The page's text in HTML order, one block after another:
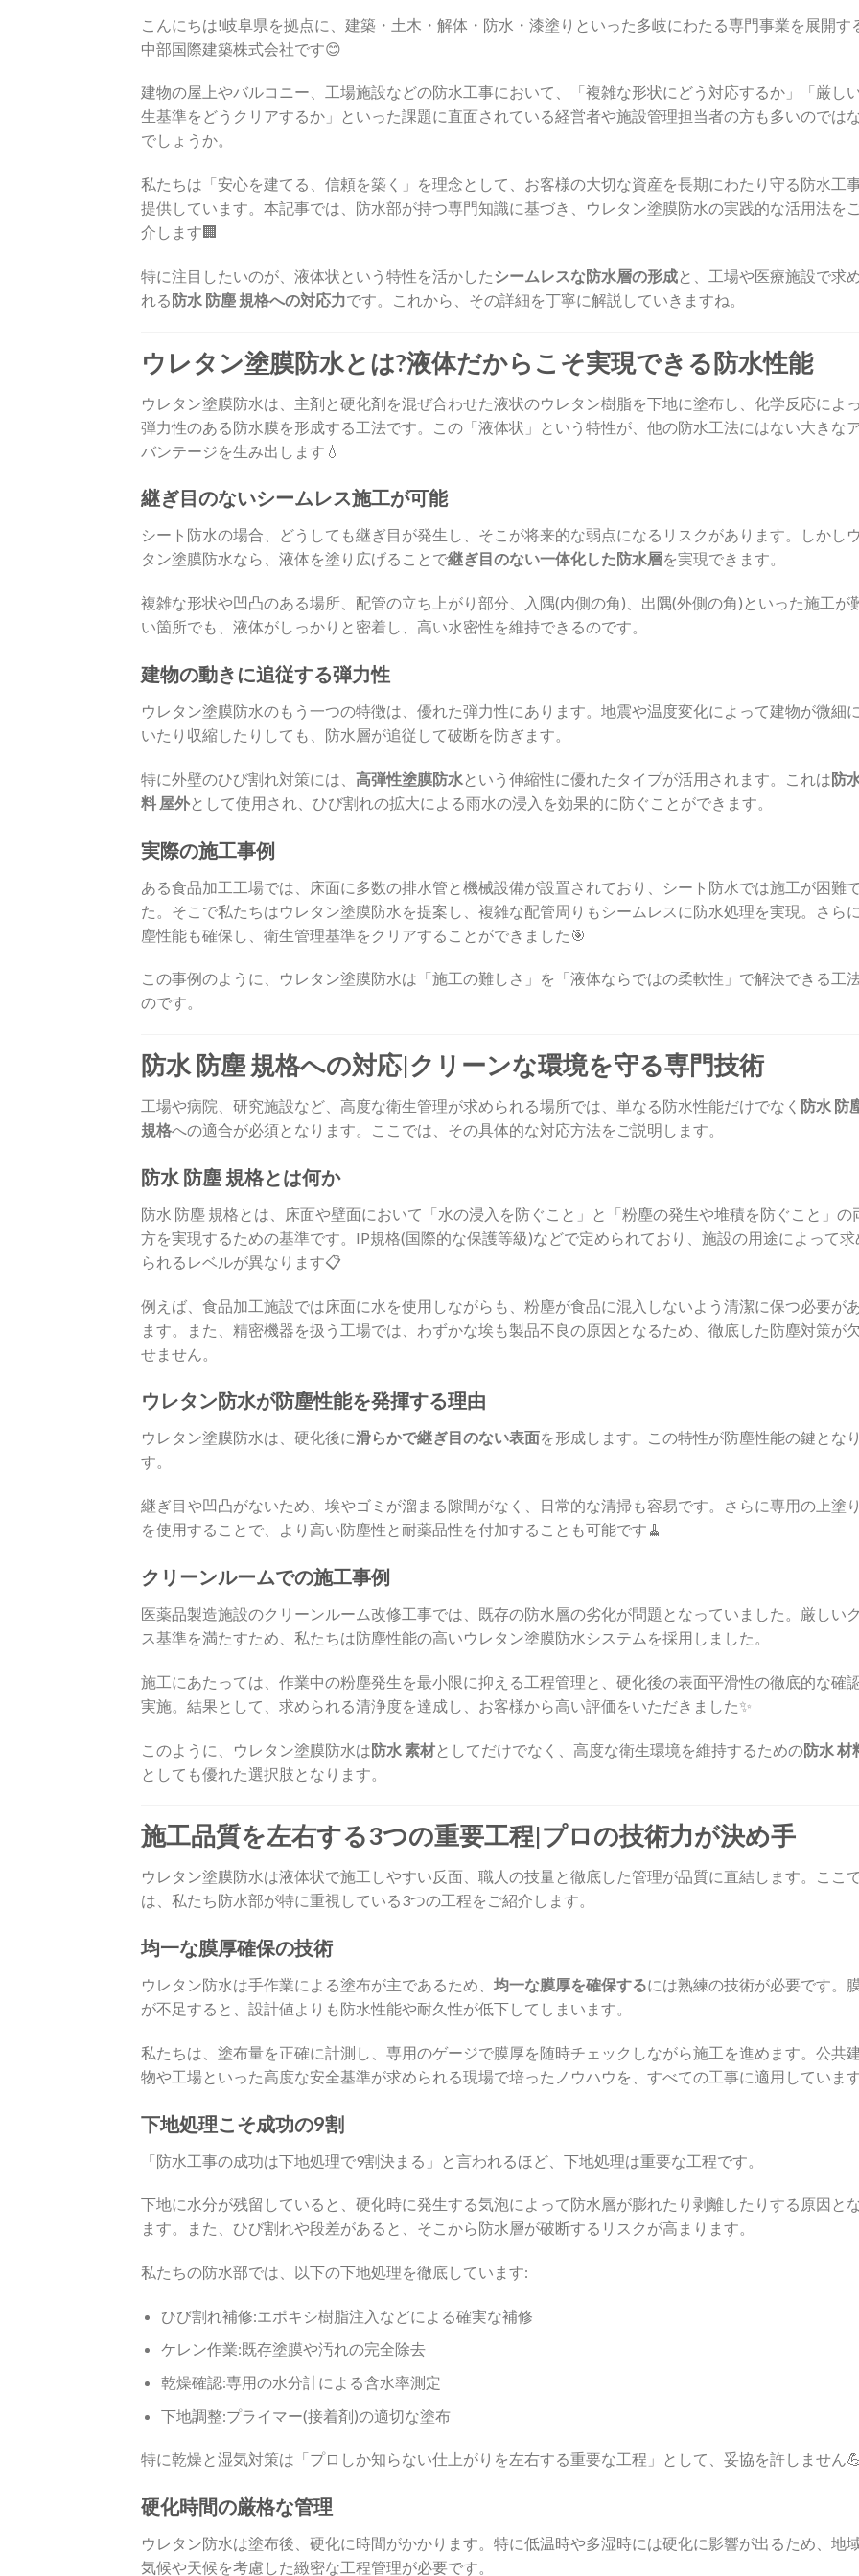
こんにちは!岐阜県を拠点に、建築・土木・解体・防水・漆塗りといった多岐にわたる専門事業を展開す
中部国際建築株式会社です😊
建物の屋上やバルコニー、工場施設などの防水工事において、「複雑な形状にどう対応するか」「厳し
生基準をどうクリアするか」といった課題に直面されている経営者や施設管理担当者の方も多いのでは
でしょうか。
私たちは「安心を建てる、信頼を築く」を理念として、お客様の大切な資産を長期にわたり守る防水工
提供しています。本記事では、防水部が持つ専門知識に基づき、ウレタン塗膜防水の実践的な活用法を
介します🏢
特に注目したいのが、液体状という特性を活かした シームレスな防水層の形成と、工場や医療施設で求
れる防水 防塵 規格への対応力です。これから、その詳細を丁寧に解説していきますね。
ウレタン塗膜防水とは?液体だからこそ実現できる防水性能
ウレタン塗膜防水は、主剤と硬化剤を混ぜ合わせた液状のウレタン樹脂を下地に塗布し、化学反応によ
弾力性のある防水膜を形成する工法です。この「液体状」という特性が、他の防水工法にはない大きな
バンテージを生み出します💧
継ぎ目のないシームレス施工が可能
シート防水の場合、どうしても継ぎ目が発生し、そこが将来的な弱点になるリスクがあります。しかし
タン塗膜防水なら、液体を塗り広げることで継ぎ目のない一体化した防水層を実現できます。
複雑な形状や凹凸のある場所、配管の立ち上がり部分、入隅(内側の角)、出隅(外側の角)といった施工が
い箇所でも、液体がしっかりと密着し、高い水密性を維持できるのです。
建物の動きに追従する弾力性
ウレタン塗膜防水のもう一つの特徴は、優れた弾力性にあります。地震や温度変化によって建物が微細
いたり収縮したりしても、防水層が追従して破断を防ぎます。
特に外壁のひび割れ対策には、 高弾性塗膜防水 という伸縮性に優れたタイプが活用されます。これは防
料 屋外として使用され、ひび割れの拡大による雨水の浸入を効果的に防ぐことができます。
実際の施工事例
ある食品加工工場では、床面に多数の排水管と機械設備が設置されており、シート防水では施工が困難で
た。そこで私たちはウレタン塗膜防水を提案し、複雑な配管周りもシームレスに防水処理を実現。さら
塵性能も確保し、衛生管理基準をクリアすることができました🎯
この事例のように、ウレタン塗膜防水は「施工の難しさ」を「液体ならではの柔軟性」で解決できる工
のです。
防水 防塵 規格への対応|クリーンな環境を守る専門技術
工場や病院、研究施設など、高度な衛生管理が求められる場所では、単なる防水性能だけでなく 防水 防
規格への適合が必須となります。ここでは、その具体的な対応方法をご説明します。
防水 防塵 規格とは何か
防水 防塵 規格とは、床面や壁面において「水の浸入を防ぐこと」と「粉塵の発生や堆積を防ぐこと」の
方を実現するための基準です。IP規格(国際的な保護等級)などで定められており、施設の用途によって求
られるレベルが異なります📋
例えば、食品加工施設では床面に水を使用しながらも、粉塵が食品に混入しないよう清潔に保つ必要が
ます。また、精密機器を扱う工場では、わずかな埃も製品不良の原因となるため、徹底した防塵対策が
せません。
ウレタン防水が防塵性能を発揮する理由
ウレタン塗膜防水は、硬化後に滑らかで継ぎ目のない表面を形成します。この特性が防塵性能の鍵とな
す。
継ぎ目や凹凸がないため、埃やゴミが溜まる隙間がなく、日常的な清掃も容易です。さらに専用の上塗
を使用することで、より高い防塵性と耐薬品性を付加することも可能です🧹
クリーンルームでの施工事例
医薬品製造施設のクリーンルーム改修工事では、既存の防水層の劣化が問題となっていました。厳しい
ス基準を満たすため、私たちは防塵性能の高いウレタン塗膜防水システムを採用しました。
施工にあたっては、作業中の粉塵発生を最小限に抑える工程管理と、硬化後の表面平滑性の徹底的な確
実施。結果として、求められる清浄度を達成し、お客様から高い評価をいただきました✨
このように、ウレタン塗膜防水は防水 素材としてだけでなく、高度な衛生環境を維持するための防水 材
としても優れた選択肢となります。
施工品質を左右する3つの重要工程|プロの技術力が決め手
ウレタン塗膜防水は液体状で施工しやすい反面、職人の技量と徹底した管理が品質に直結します。ここ
は、私たち防水部が特に重視している3つの工程をご紹介します。
均一な膜厚確保の技術
ウレタン防水は手作業による塗布が主であるため、 均一な膜厚を確保するには熟練の技術が必要です。
が不足すると、設計値よりも防水性能や耐久性が低下してしまいます。
私たちは、塗布量を正確に計測し、専用のゲージで膜厚を随時チェックしながら施工を進めます。公共
物や工場といった高度な安全基準が求められる現場で培ったノウハウを、すべての工事に適用していま
下地処理こそ成功の9割
「防水工事の成功は下地処理で9割決まる」と言われるほど、下地処理は重要な工程です。
下地に水分が残留していると、硬化時に発生する気泡によって防水層が膨れたり剥離したりする原因と
ます。また、ひび割れや段差があると、そこから防水層が破断するリスクが高まります。
私たちの防水部では、以下の下地処理を徹底しています:
ひび割れ補修:エポキシ樹脂注入などによる確実な補修
ケレン作業:既存塗膜や汚れの完全除去
乾燥確認:専用の水分計による含水率測定
下地調整:プライマー(接着剤)の適切な塗布
特に乾燥と湿気対策は「プロしか知らない仕上がりを左右する重要な工程」として、妥協を許しません💪
硬化時間の厳格な管理
ウレタン防水は塗布後、硬化に時間がかかります。特に低温時や多湿時には硬化に影響が出るため、地
気候や天候を考慮した緻密な工程管理が必要です。